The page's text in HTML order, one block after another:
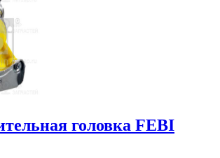
головка FEBI